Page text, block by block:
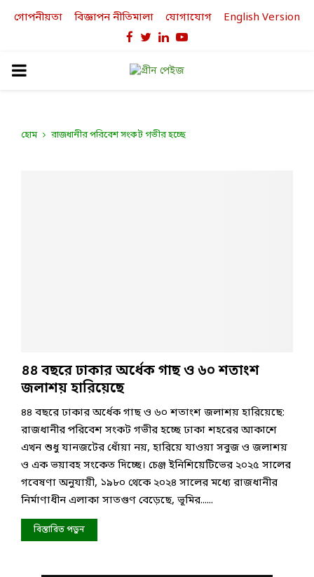
গোপনীয়তা বিজ্ঞাপন নীতিমালা যোগাযোগ English Version
Facebook
TwitterLinkedinYoutube
PRIMARY
হোম রাজধানীর পরিবেশ সংকট গভীর হচ্ছে
৪৪ বছরে ঢাকার অর্ধেক গাছ ও ৬০ শতাংশ
জলাশয় হারিয়েছে
৪৪ বছরে ঢাকার অর্ধেক গাছ ও ৬০ শতাংশ জলাশয় হারিয়েছে:
রাজধানীর পরিবেশ সংকট গভীর হচ্ছে ঢাকা শহরের আকাশে
এখন শুধু যানজটের ধোঁয়া নয়, হারিয়ে যাওয়া সবুজ ও জলাশয়
ও এক ভয়াবহ সংকেত দিচ্ছে। চেঞ্জ ইনিশিয়েটিভের ২০২৫ সালের
গবেষণা অনুযায়ী, ১৯৮০ থেকে ২০২৪ সালের মধ্যে রাজধানীর
নির্মাণাধীন এলাকা সাতগুণ বেড়েছে, ভূমির......
বিস্তারিত পড়ুন